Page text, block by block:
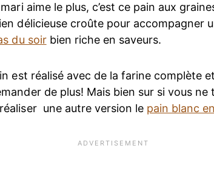
aime le plus, c’est ce pain aux
délicieuse croûte pour accompagner
du soirbien riche en saveurs.
est réalisé avec de la farine complète
de plus! Mais bien sur si vous
une autre version le pain blanc